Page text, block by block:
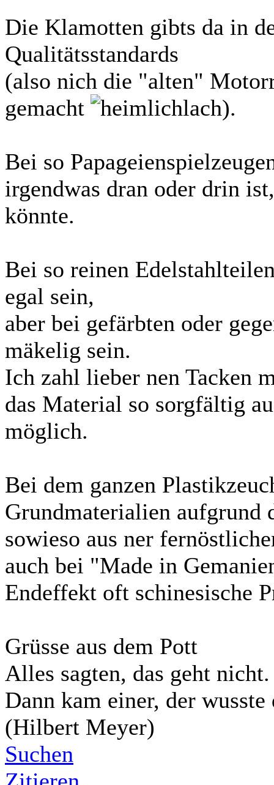
Die Klamotten gibts da in
Qualitätsstandards
(also nich die "alten"
gemacht
).
Bei so
irgendwas dran oder drin
könnte.
Bei so reinen
egal sein,
aber bei gefärbten oder
mäkelig sein.
Ich zahl lieber nen Tacken
das Material so sorgfältig
möglich.
Bei dem ganzen
Grundmaterialien aufgrund
sowieso aus ner
auch bei "Made in
Endeffekt oft schinesische
Grüsse aus dem Pott
Alles sagten, das geht nicht.
Dann kam einer, der
(Hilbert Meyer)
Suchen